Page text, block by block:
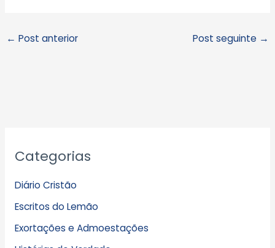
← Post anterior Post seguinte →
Categorias
Diário Cristão
Escritos do Lemão
Exortações e Admoestações
r
i
v